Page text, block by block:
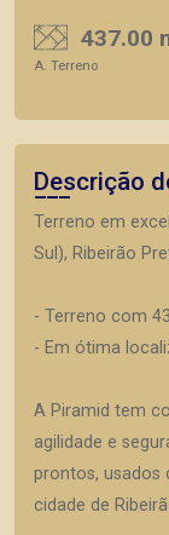
437.00
A. Terreno
Descrição
Terreno em
Sul), Ribeirão
- Terreno com
- Em ótima
A Piramid tem
agilidade e
prontos, usados
cidade de